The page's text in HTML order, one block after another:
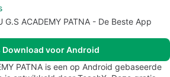
G.S ACADEMY PATNA - De Beste App
Download voor Android
PATNA is een op Android gebaseerde